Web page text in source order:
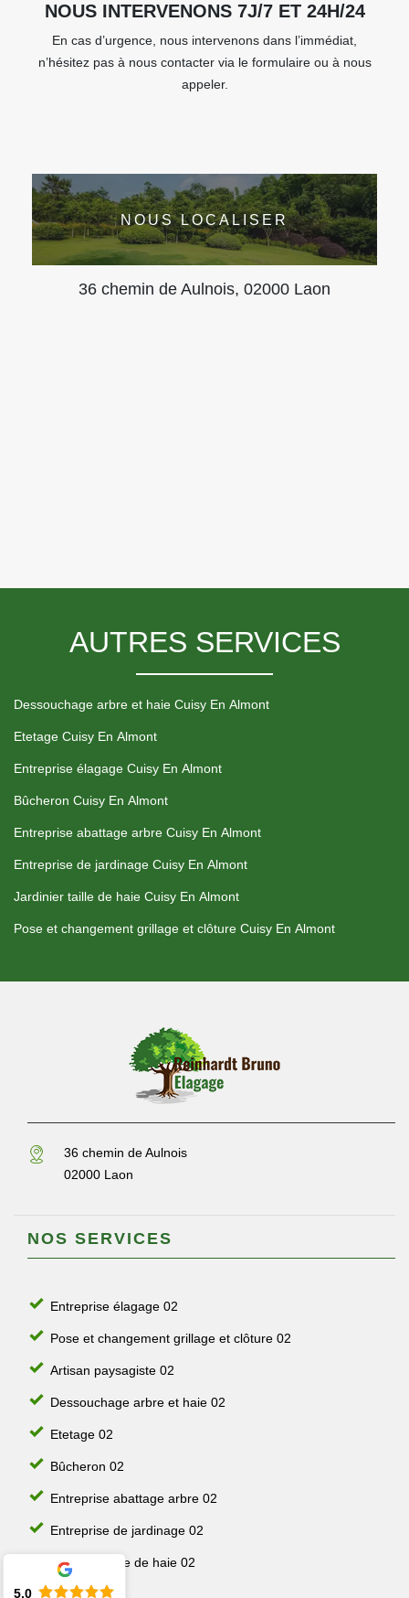
NOUS INTERVENONS 7J/7 ET 24H/24
En cas d’urgence, nous intervenons dans l’immédiat,
n’hésitez pas à nous contacter via le formulaire ou à nous
appeler.
NOUS LOCALISER
36 chemin de Aulnois, 02000 Laon
AUTRES SERVICES
Dessouchage arbre et haie Cuisy En Almont
Etetage Cuisy En Almont
Entreprise élagage Cuisy En Almont
Bûcheron Cuisy En Almont
Entreprise abattage arbre Cuisy En Almont
Entreprise de jardinage Cuisy En Almont
Jardinier taille de haie Cuisy En Almont
Pose et changement grillage et clôture Cuisy En Almont
36 chemin de Aulnois
02000 Laon
NOS SERVICES
Entreprise élagage 02
Pose et changement grillage et clôture 02
Artisan paysagiste 02
Dessouchage arbre et haie 02
Etetage 02
Bûcheron 02
Entreprise abattage arbre 02
Entreprise de jardinage 02
Jardinier taille de haie 02
5.0